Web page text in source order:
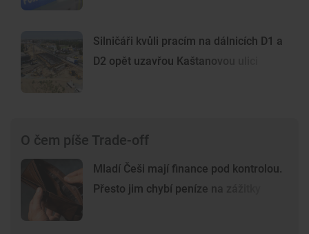
Silničáři kvůli pracím na dálnicích D1 a
D2 opět uzavřou Kaštanovou ulici
O čem píše Trade-off
Mladí Češi mají finance pod kontrolou.
Přesto jim chybí peníze na zážitky